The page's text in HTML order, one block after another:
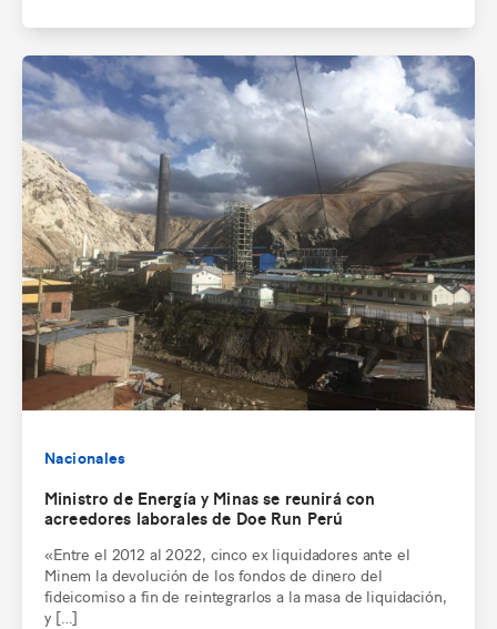
Nacionales
Ministro de Energía y Minas se reunirá con
acreedores laborales de Doe Run Perú
«Entre el 2012 al 2022, cinco ex liquidadores ante el
Minem la devolución de los fondos de dinero del
fideicomiso a fin de reintegrarlos a la masa de liquidación,
y […]